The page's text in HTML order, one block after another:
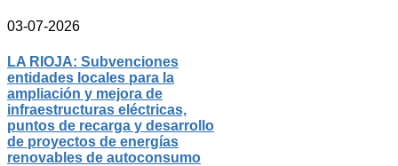
03-07-2026
LA RIOJA: Subvenciones
entidades locales para la
ampliación y mejora de
infraestructuras eléctricas,
puntos de recarga y desarrollo
de proyectos de energías
renovables de autoconsumo